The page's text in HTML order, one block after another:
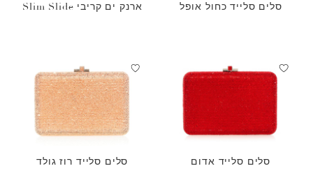
סלים סלייד כחול אופל ארנק ים קריבי Slim Slide
סלים סלייד אדום סלים סלייד רוז גולד